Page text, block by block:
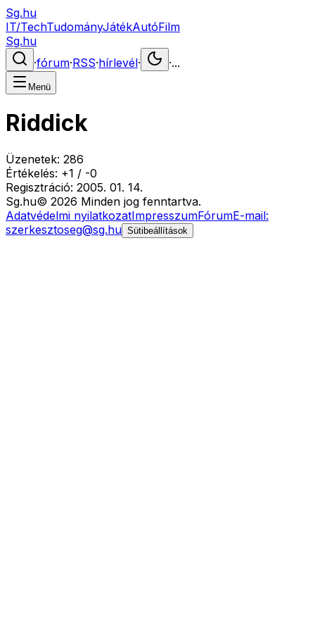
Sg.hu
IT/TechTudományJátékAutóFilm
Sg.hu
·fórum·RSS·hírlevél· ·...
Menü
Riddick
Üzenetek: 286
Értékelés: +1 / -0
Regisztráció: 2005. 01. 14.
Sg.hu© 2026 Minden jog fenntartva.
Adatvédelmi nyilatkozatImpresszumFórumE-mail:
szerkesztoseg@sg.hu Sütibeállítások